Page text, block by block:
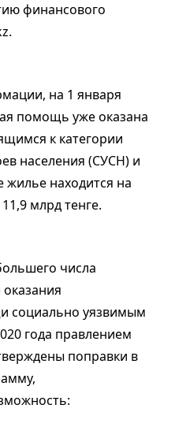
финансового
на 1 января
помощь уже оказана
к категории
населения (СУСН) и
жилье находится на
млрд тенге.
числа
социально уязвимым
года правлением
поправки в